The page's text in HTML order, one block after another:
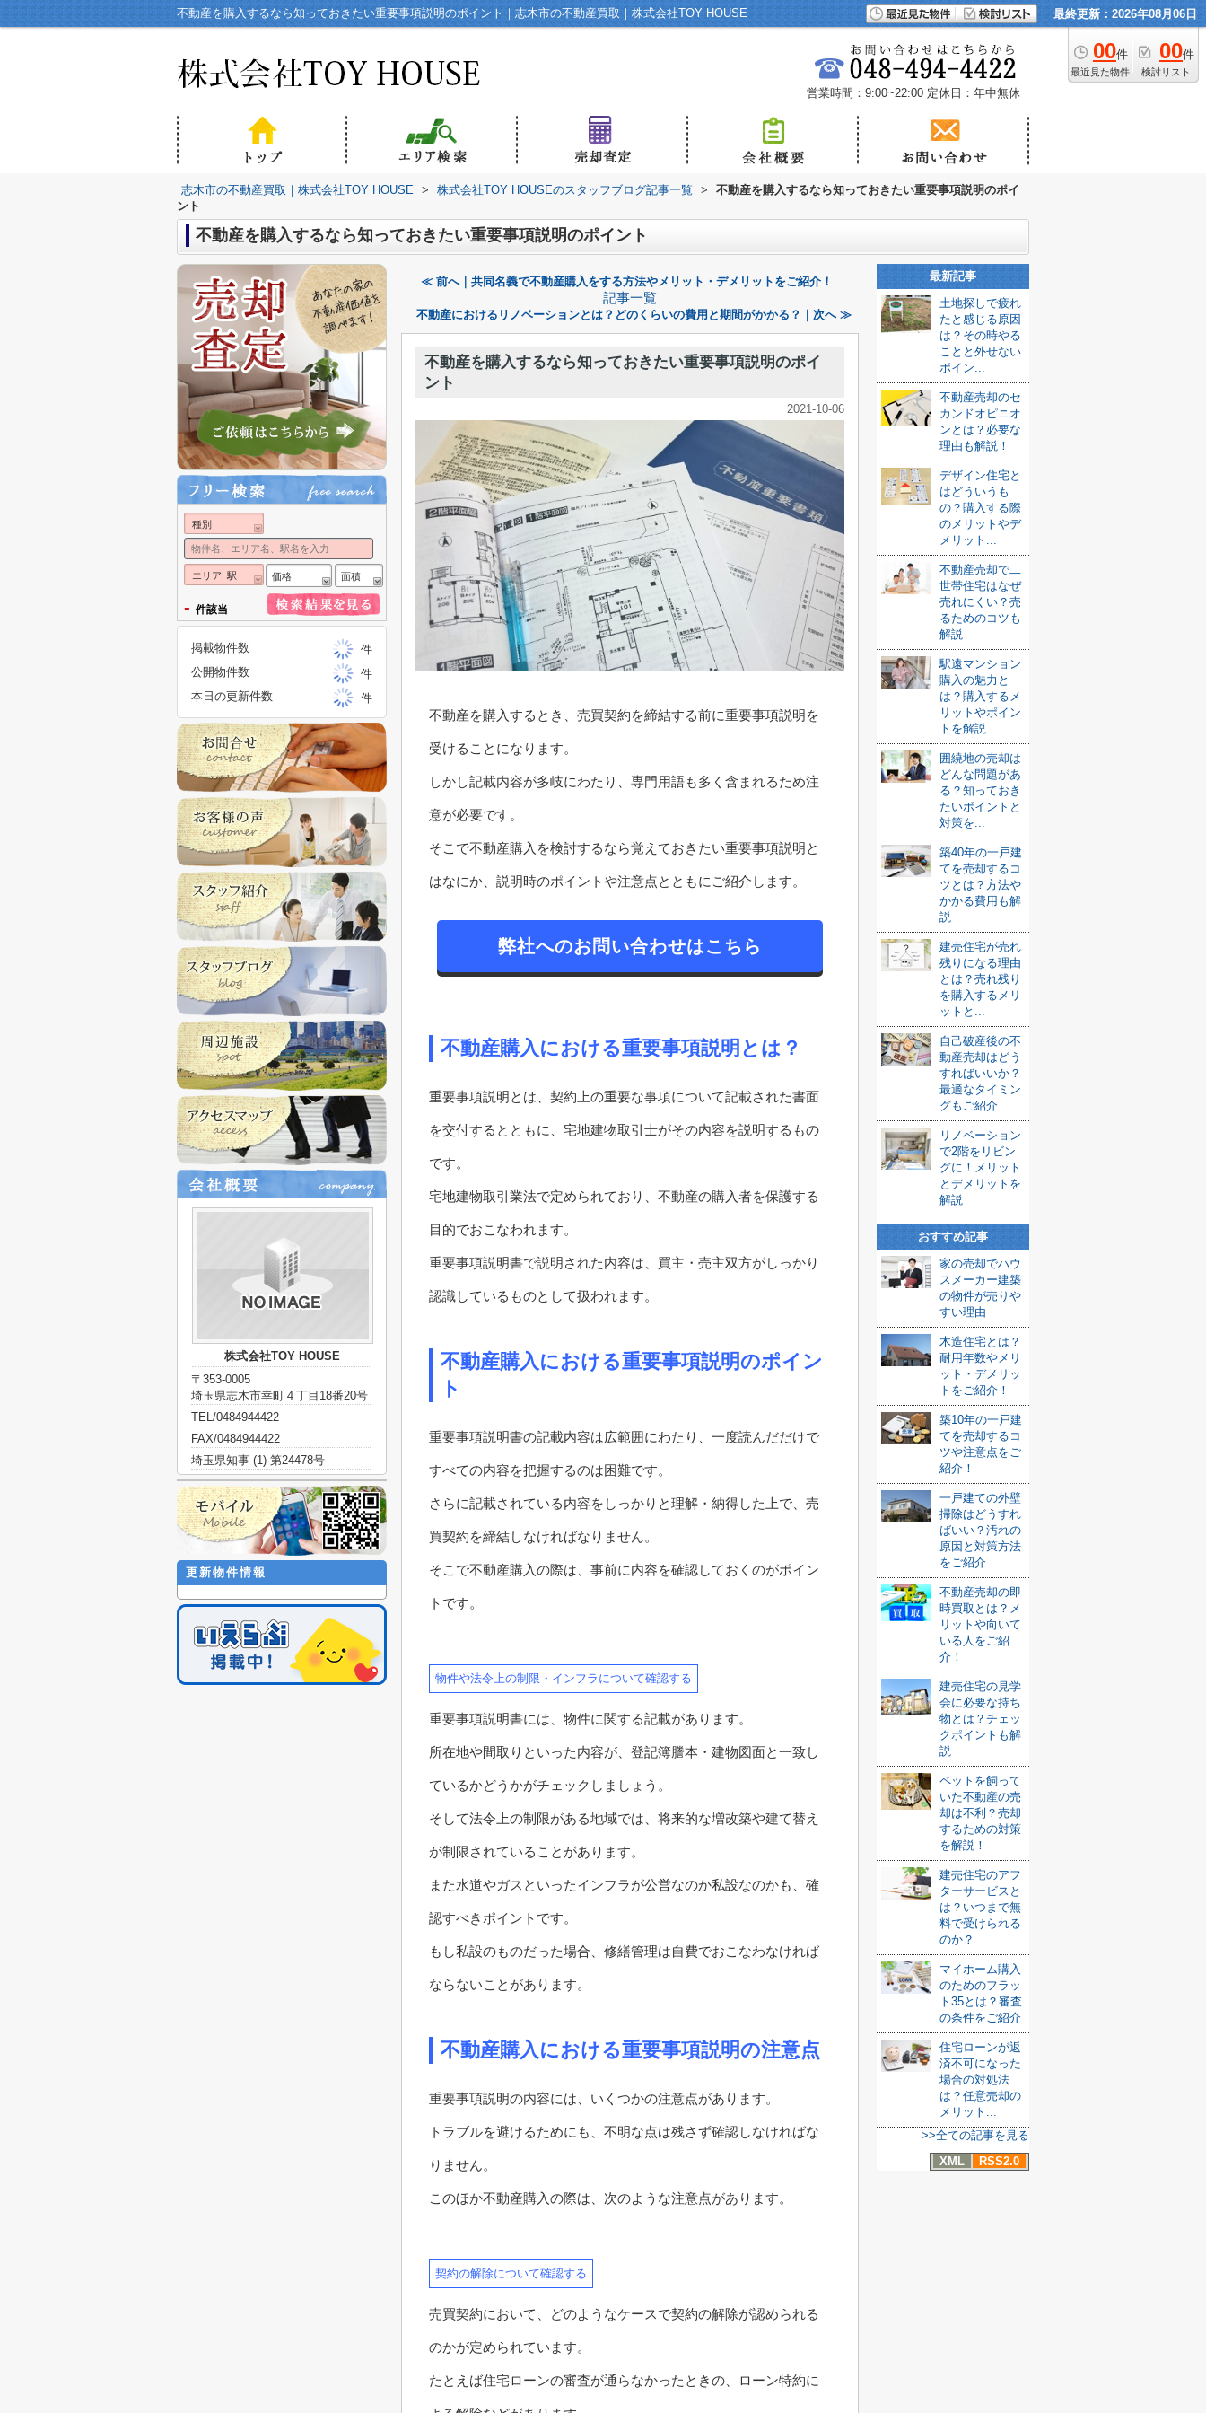
不動産を購入するなら知っておきたい重要事項説明のポイント｜志木市の不動産買取｜株式会社TOY HOUSE 最終更新：2026年08月06日
00件
最近見た物件
00件
検討リスト
営業時間：9:00~22:00 定休日：年中無休
志木市の不動産買取｜株式会社TOY HOUSE > 株式会社TOY HOUSEのスタッフブログ記事一覧 >
不動産を購入するなら知っておきたい重要事項説明のポイ
ント
不動産を購入するなら知っておきたい重要事項説明のポイント
≪ 前へ｜共同名義で不動産購入をする方法やメリット・デメリットをご紹介！
記事一覧
不動産におけるリノベーションとは？どのくらいの費用と期間がかかる？｜次へ ≫
不動産を購入するなら知っておきたい重要事項説明のポイ
ント
2021-10-06
不動産を購入するとき、売買契約を締結する前に重要事項説明を
受けることになります。
しかし記載内容が多岐にわたり、専門用語も多く含まれるため注
意が必要です。
そこで不動産購入を検討するなら覚えておきたい重要事項説明と
はなにか、説明時のポイントや注意点とともにご紹介します。
弊社へのお問い合わせはこちら
不動産購入における重要事項説明とは？
重要事項説明とは、契約上の重要な事項について記載された書面
を交付するとともに、宅地建物取引士がその内容を説明するもの
です。
宅地建物取引業法で定められており、不動産の購入者を保護する
目的でおこなわれます。
重要事項説明書で説明された内容は、買主・売主双方がしっかり
認識しているものとして扱われます。
不動産購入における重要事項説明のポイン
ト
重要事項説明書の記載内容は広範囲にわたり、一度読んだだけで
すべての内容を把握するのは困難です。
さらに記載されている内容をしっかりと理解・納得した上で、売
買契約を締結しなければなりません。
そこで不動産購入の際は、事前に内容を確認しておくのがポイン
トです。
物件や法令上の制限・インフラについて確認する
重要事項説明書には、物件に関する記載があります。
所在地や間取りといった内容が、登記簿謄本・建物図面と一致し
ているかどうかがチェックしましょう。
そして法令上の制限がある地域では、将来的な増改築や建て替え
が制限されていることがあります。
また水道やガスといったインフラが公営なのか私設なのかも、確
認すべきポイントです。
もし私設のものだった場合、修繕管理は自費でおこなわなければ
ならないことがあります。
不動産購入における重要事項説明の注意点
重要事項説明の内容には、いくつかの注意点があります。
トラブルを避けるためにも、不明な点は残さず確認しなければな
りません。
このほか不動産購入の際は、次のような注意点があります。
契約の解除について確認する
売買契約において、どのようなケースで契約の解除が認められる
のかが定められています。
たとえば住宅ローンの審査が通らなかったときの、ローン特約に
最新記事
土地探しで疲れ
たと感じる原因
は？その時やる
ことと外せない
ポイン...
不動産売却のセ
カンドオピニオ
ンとは？必要な
理由も解説！
デザイン住宅と
はどういうも
の？購入する際
のメリットやデ
メリット...
不動産売却で二
世帯住宅はなぜ
売れにくい？売
るためのコツも
解説
駅遠マンション
購入の魅力と
は？購入するメ
リットやポイン
トを解説
囲繞地の売却は
どんな問題があ
る？知っておき
たいポイントと
対策を...
築40年の一戸建
てを売却するコ
ツとは？方法や
かかる費用も解
説
建売住宅が売れ
残りになる理由
とは？売れ残り
を購入するメリ
ットと...
自己破産後の不
動産売却はどう
すればいいか？
最適なタイミン
グもご紹介
リノベーション
で2階をリビン
グに！メリット
とデメリットを
解説
おすすめ記事
家の売却でハウ
スメーカー建築
の物件が売りや
すい理由
木造住宅とは？
耐用年数やメリ
ット・デメリッ
トをご紹介！
築10年の一戸建
てを売却するコ
ツや注意点をご
紹介！
一戸建ての外壁
掃除はどうすれ
ばいい？汚れの
原因と対策方法
をご紹介
不動産売却の即
時買取とは？メ
リットや向いて
いる人をご紹
介！
建売住宅の見学
会に必要な持ち
物とは？チェッ
クポイントも解
説
ペットを飼って
いた不動産の売
却は不利？売却
するための対策
を解説！
建売住宅のアフ
ターサービスと
は？いつまで無
料で受けられる
のか？
マイホーム購入
のためのフラッ
ト35とは？審査
の条件をご紹介
住宅ローンが返
済不可になった
場合の対処法
は？任意売却の
メリット...
>>全ての記事を見る
XML
RSS2.0
種別
エリア| 駅 価格 面積
- 件該当
掲載物件数
件
公開物件数
件
本日の更新件数
件
株式会社TOY HOUSE
〒353-0005
埼玉県志木市幸町４丁目18番20号
TEL/0484944422
FAX/0484944422
埼玉県知事 (1) 第24478号
更新物件情報